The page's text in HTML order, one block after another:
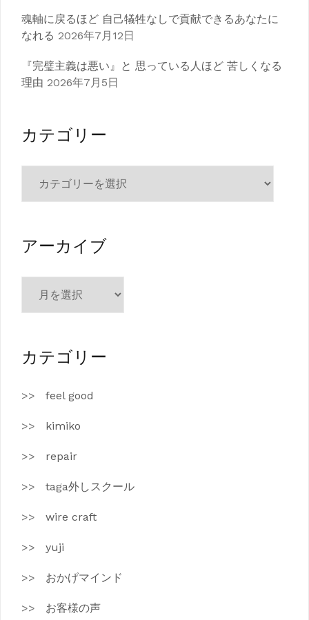
魂軸に戻るほど 自己犠牲なしで貢献できるあなたに
なれる 2026年7月12日
『完璧主義は悪い』と 思っている人ほど 苦しくなる
理由 2026年7月5日
カテゴリー
ゴ
ー
アーカイブ
カ
ブ
カテゴリー
feel good
kimiko
repair
taga外しスクール
wire craft
yuji
おかげマインド
お客様の声